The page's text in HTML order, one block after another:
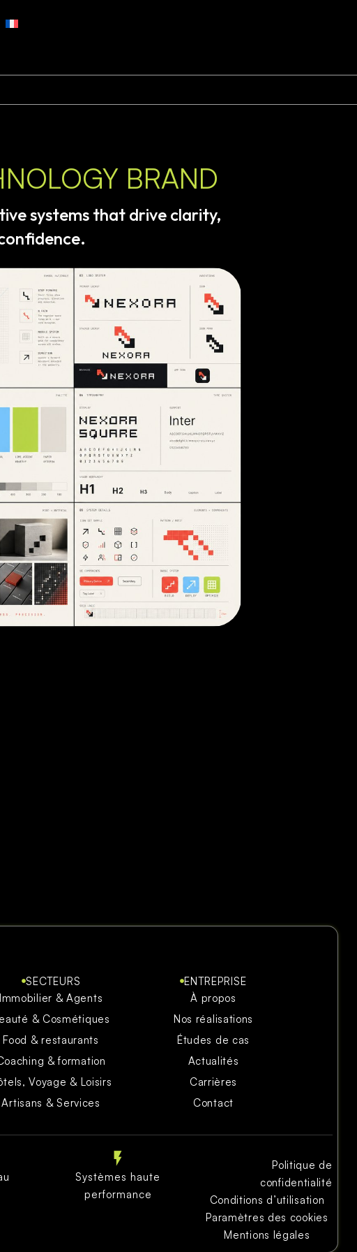
BRAND
systems that drive clarity,
SECTEURS
Immobilier & Agents
& Cosmétiques
Food & restaurants
& formation
Voyage & Loisirs
Artisans & Services
ENTREPRISE
À propos
Nos réalisations
Études de cas
Actualités
Carrières
Contact
Systèmes haute
performance
Politique de
confidentialité
Conditions d’utilisation
Paramètres des cookies
Mentions légales